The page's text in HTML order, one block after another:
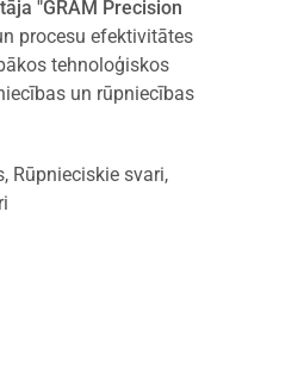
"GRAM Precision
procesu efektivitātes
tehnoloģiskos
un rūpniecības
, Rūpnieciskie svari,